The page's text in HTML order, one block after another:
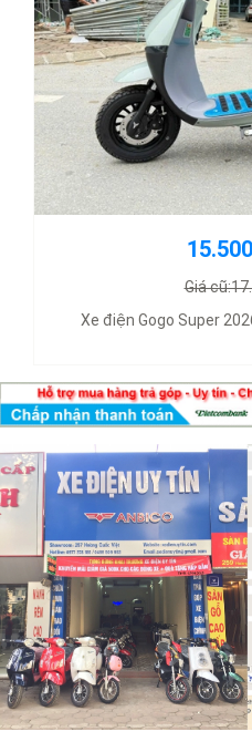
Giá
Xe điện Gogo Super